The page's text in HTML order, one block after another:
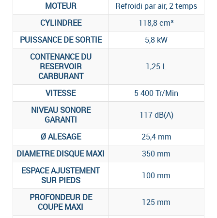
MOTEUR
Refroidi par air, 2 temps
CYLINDREE
118,8 cm³
PUISSANCE DE SORTIE
5,8 kW
CONTENANCE DU
RESERVOIR
CARBURANT
1,25 L
VITESSE
5 400 Tr/Min
NIVEAU SONORE
GARANTI
117 dB(A)
Ø ALESAGE
25,4 mm
DIAMETRE DISQUE MAXI
350 mm
ESPACE AJUSTEMENT
SUR PIEDS
100 mm
PROFONDEUR DE
COUPE MAXI
125 mm